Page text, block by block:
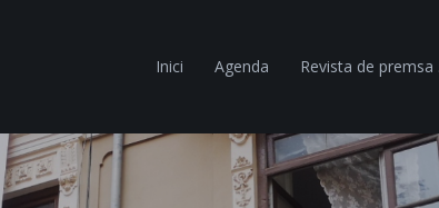
Inici Agenda Revista de